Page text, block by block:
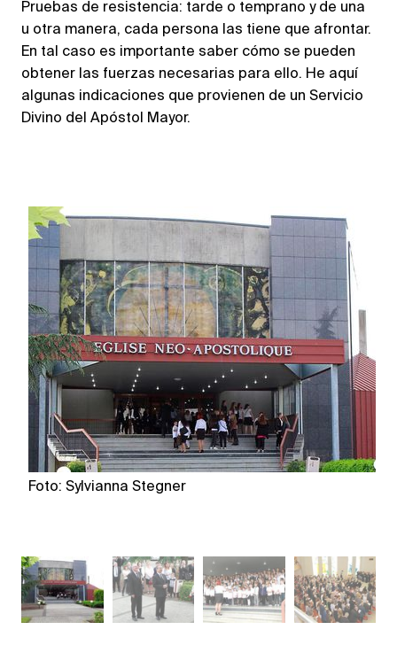
Pruebas de resistencia: tarde o temprano y de una
u otra manera, cada persona las tiene que afrontar.
En tal caso es importante saber cómo se pueden
obtener las fuerzas necesarias para ello. He aquí
algunas indicaciones que provienen de un Servicio
Divino del Apóstol Mayor.
Foto: Sylvianna Stegner